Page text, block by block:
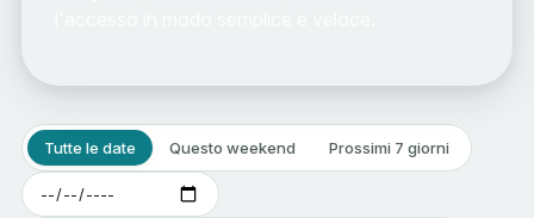
Tutte le date Questo weekend Prossimi 7 giorni